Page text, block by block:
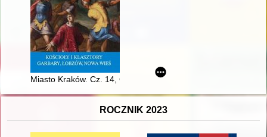
Miasto Kraków. Cz. 14, Garbary, Łobzów, Nowa Wieś
ROCZNIK 2023